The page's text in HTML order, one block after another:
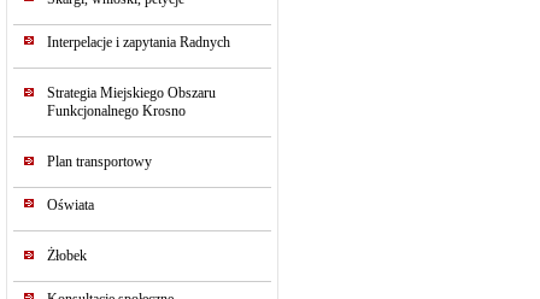
Interpelacje i zapytania Radnych
Strategia Miejskiego Obszaru
Funkcjonalnego Krosno
Plan transportowy
Oświata
Żłobek